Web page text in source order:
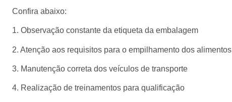
Confira abaixo:
1. Observação constante da etiqueta da embalagem
2. Atenção aos requisitos para o empilhamento dos alimentos
3. Manutenção correta dos veículos de transporte
4. Realização de treinamentos para qualificação